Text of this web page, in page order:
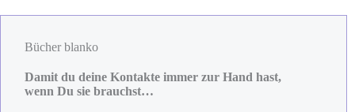
Bücher blanko
Damit du deine Kontakte immer zur Hand hast,
wenn Du sie brauchst…